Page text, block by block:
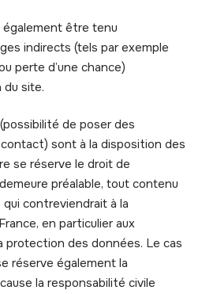
également être tenu
indirects (tels par exemple
perte d’une chance)
du site.
de poser des
sont à la disposition des
se réserve le droit de
préalable, tout contenu
contreviendrait à la
en particulier aux
protection des données. Le cas
réserve également la
la responsabilité civile